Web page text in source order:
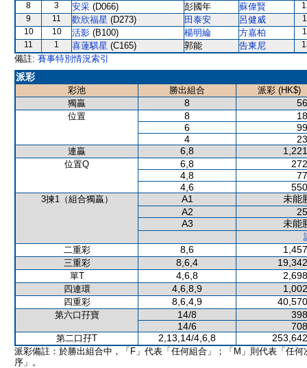
8
3 安采 (D066) 彭國年 蘇偉賢
9
11 歡欣福星 (D273) 田泰安 呂健威
10
10 活影 (B100) 楊明綸 方嘉柏
11
1 喜蓮騏星 (C165) 郭能 告東尼
備註: 賽事特別情況索引
派彩
彩池 勝出組合
派彩 (HK$)
獨贏
8
位置 8
6
4
連贏 6,8
位置Q 6,8
4,8
4,6
3揀1（組合獨贏） A1
未能
A2
A3
未能
二重彩
8,6
三重彩 8,6,4
單T 4,6,8
四連環 4,6,8,9
四重彩 8,6,4,9
第六口孖寶 14/8
14/6
第二口孖T 2,13,14/4,6,8
派彩備註：於勝出組合中，「F」代表「任何組合」；「M」則代表「任何
序」。